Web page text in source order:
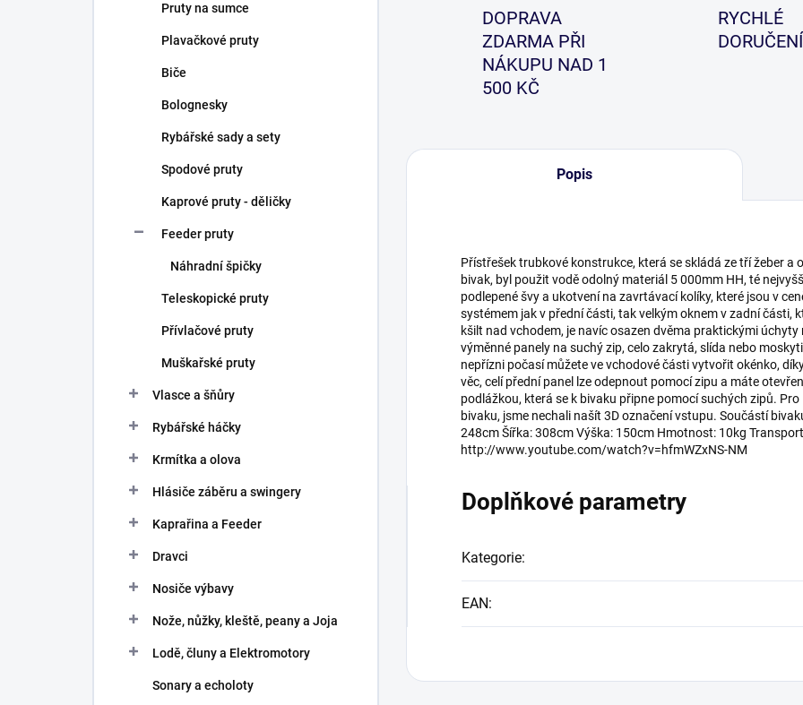
Pruty na sumce
Plavačkové pruty
Biče
Bolognesky
Rybářské sady a sety
Spodové pruty
Kaprové pruty - děličky
Feeder pruty
Náhradní špičky
Teleskopické pruty
Přívlačové pruty
Muškařské pruty
Vlasce a šňůry
Rybářské háčky
Krmítka a olova
Hlásiče záběru a swingery
Kaprařina a Feeder
Dravci
Nosiče výbavy
Nože, nůžky, kleště, peany a Joja
Lodě, čluny a Elektromotory
Sonary a echoloty
DOPRAVA
ZDARMA PŘI
NÁKUPU NAD 1
500 KČ
RYCHLÉ
DORUČENÍ
Popis
Přístřešek trubkové konstrukce, která se skládá ze tří žeber
bivak, byl použit vodě odolný materiál 5 000mm HH, té
podlepené švy a ukotvení na zavrtávací kolíky, které jsou v
systémem jak v přední části, tak velkým oknem v zadní části,
kšilt nad vchodem, je navíc osazen dvěma praktickými
výměnné panely na suchý zip, celo zakrytá, slída nebo
nepřízni počasí můžete ve vchodové části vytvořit okénko,
věc, celí přední panel lze odepnout pomocí zipu a máte
podlážkou, která se k bivaku připne pomocí suchých zipů.
bivaku, jsme nechali našít 3D označení vstupu. Součástí
248cm Šířka: 308cm Výška: 150cm Hmotnost: 10kg
http://www.youtube.com/watch?v=hfmWZxNS-NM
Doplňkové parametry
Kategorie:
EAN: